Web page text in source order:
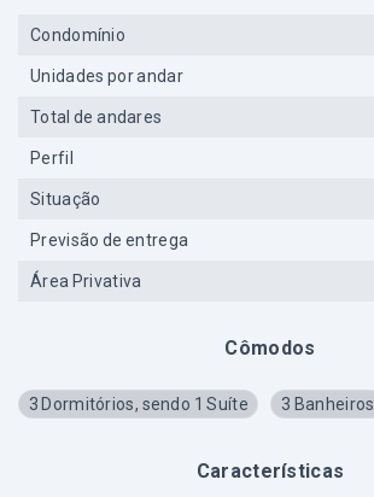
Cômodos
3 Dormitórios, sendo 1 Suíte 3 Banheiros
Características
Condomínio
Unidades por andar
Total de andares
Perfil
Situação
Previsão de entrega
Área Privativa